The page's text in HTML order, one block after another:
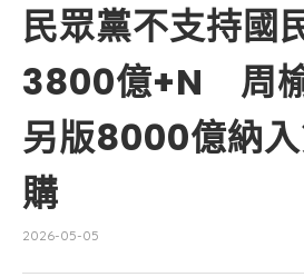
民眾黨不支持國
3800億+N 周
另版8000億納
購
2026-05-05